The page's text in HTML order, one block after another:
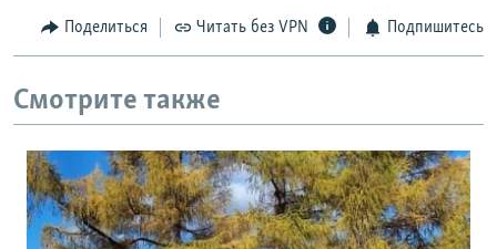
Поделиться Читать без VPN Подпишитесь
Смотрите также